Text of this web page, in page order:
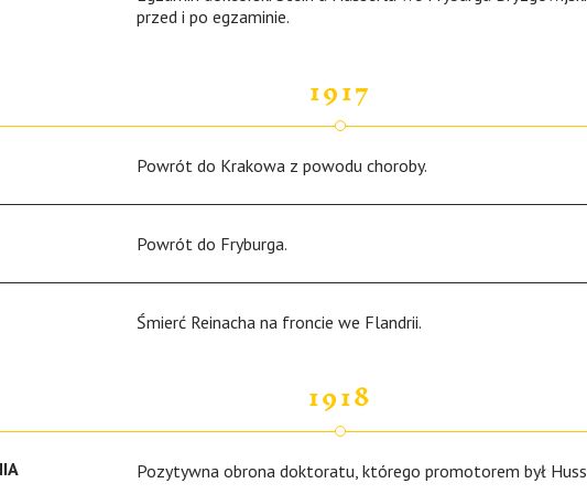
przed i po egzaminie.
1917
Powrót do Krakowa z powodu choroby.
Powrót do Fryburga.
Śmierć Reinacha na froncie we Flandrii.
1918
Pozytywna obrona doktoratu, którego promotorem był